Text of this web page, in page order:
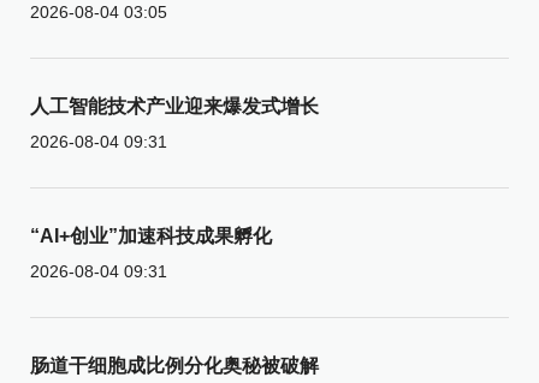
2026-08-04 03:05
人工智能技术产业迎来爆发式增长
2026-08-04 09:31
“AI+创业”加速科技成果孵化
2026-08-04 09:31
肠道干细胞成比例分化奥秘被破解